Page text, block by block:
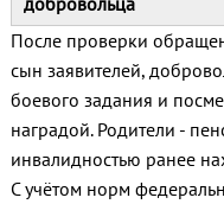
После проверки
сын заявителей,
боевого задания и
наградой. Родители -
инвалидностью ранее
С учётом норм